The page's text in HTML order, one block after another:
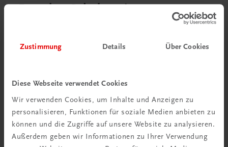
Zustimmung Details Über Cookies
Diese Webseite verwendet Cookies
Wir verwenden Cookies, um Inhalte und Anzeigen zu
personalisieren, Funktionen für soziale Medien anbieten zu
können und die Zugriffe auf unsere Website zu analysieren.
Außerdem geben wir Informationen zu Ihrer Verwendung
Ratgeber Schulpraxis